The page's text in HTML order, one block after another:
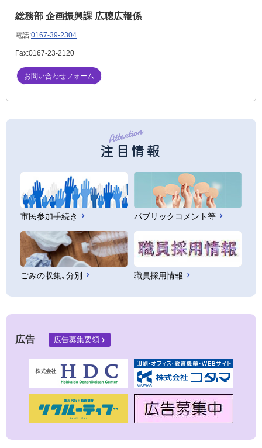
総務部 企画振興課 広聴広報係
電話:0167-39-2304
Fax:0167-23-2120
お問い合わせフォーム
注目情報
市民参加手続き パブリックコメント等
ごみの収集、分別 職員採用情報
広告 広告募集要領